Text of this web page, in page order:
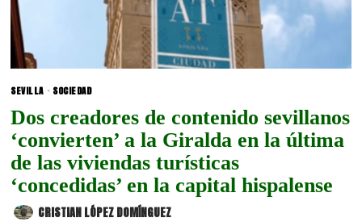
SEVILLA · SOCIEDAD
Dos creadores de contenido sevillanos
‘convierten’ a la Giralda en la última
de las viviendas turísticas
‘concedidas’ en la capital hispalense
CRISTIAN LÓPEZ DOMÍNGUEZ